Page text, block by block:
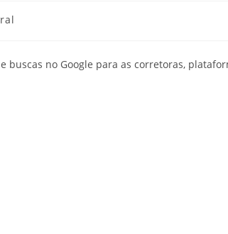
no Google para as corretoras,